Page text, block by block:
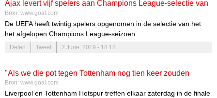
Ajax levert vijf spelers aan Champions League-selectie van
het seizoen
Bron: www.goal.com
De UEFA heeft twintig spelers opgenomen in de selectie van het
het afgelopen Champions League-seizoen.
Delen Tweet 2 June, 2019 - 18:18
"Als we die pot tegen Tottenham nog tien keer zouden
spelen, winnen we tien keer"
Bron: www.goal.com
Liverpool en Tottenham Hotspur treffen elkaar zaterdag in de finale